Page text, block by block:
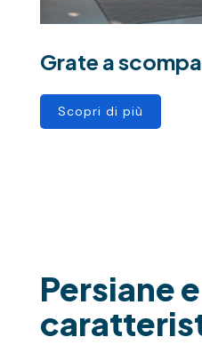
Grate a
Scopri di più
Persiane